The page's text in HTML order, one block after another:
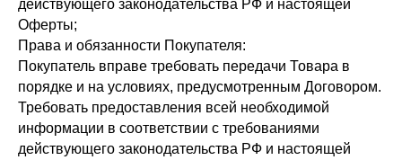
действующего законодательства РФ и настоящей
Оферты;
Права и обязанности Покупателя:
Покупатель вправе требовать передачи Товара в
порядке и на условиях, предусмотренным Договором.
Требовать предоставления всей необходимой
информации в соответствии с требованиями
действующего законодательства РФ и настоящей